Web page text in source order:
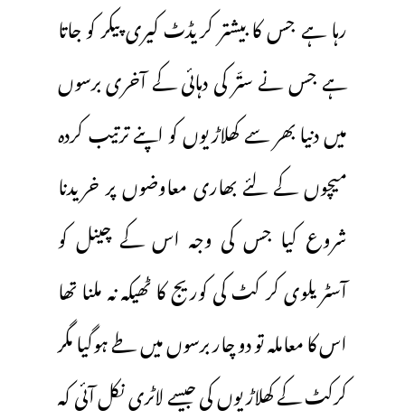
رہا ہے جس کا بیشتر کریڈٹ کیری پیکر کو جاتا
ہے جس نے ستّر کی دہائی کے آخری برسوں
میں دنیا بھر سے کھلاڑیوں کو اپنے ترتیب کردہ
میچوں کے لئے بھاری معاوضوں پر خریدنا
شروع کیا جس کی وجہ اس کے چینل کو
آسٹریلوی کر کٹ کی کوریج کا ٹھیکہ نہ ملنا تھا
اس کا معاملہ تو دو چار برسوں میں طے ہوگیا مگر
کرکٹ کے کھلاڑیوں کی جیسے لاٹری نکل آئی کہ